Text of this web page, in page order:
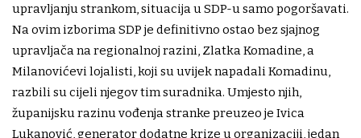
upravljanju strankom, situacija u SDP-u samo pogoršavati.
Na ovim izborima SDP je definitivno ostao bez sjajnog
upravljača na regionalnoj razini, Zlatka Komadine, a
Milanovićevi lojalisti, koji su uvijek napadali Komadinu,
razbili su cijeli njegov tim suradnika. Umjesto njih,
županijsku razinu vođenja stranke preuzeo je Ivica
Lukanović, generator dodatne krize u organizaciji, jedan